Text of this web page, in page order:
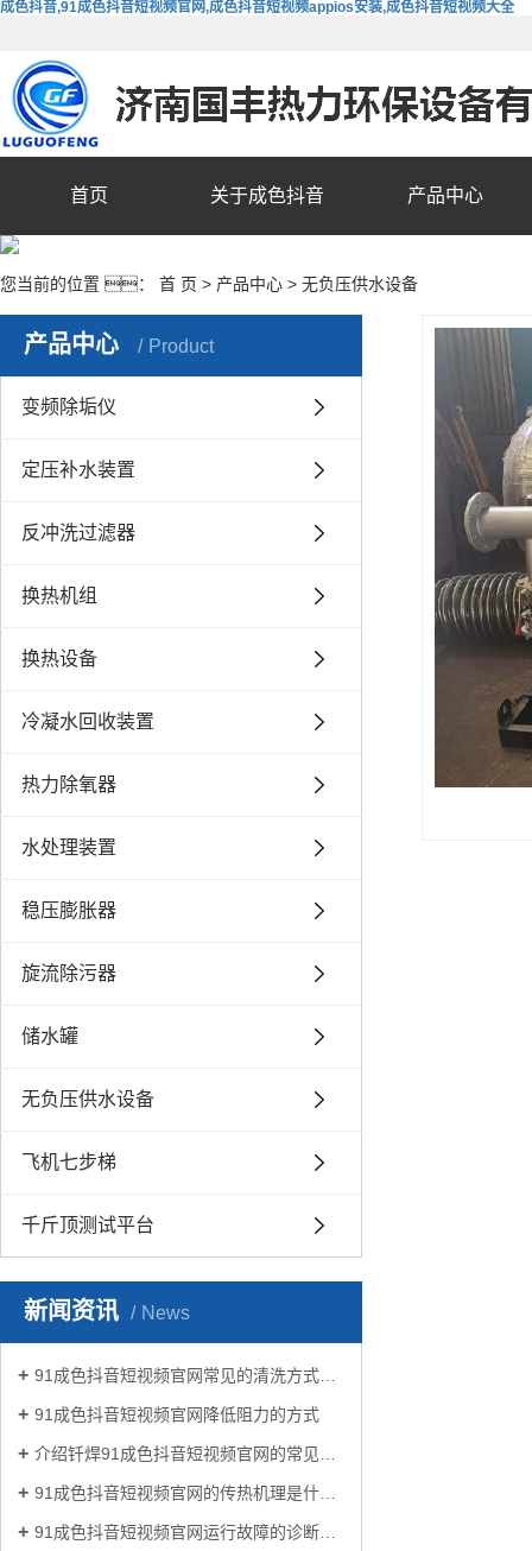
成色抖音,91成色抖音短视频官网,成色抖音短视频appios安装,成色抖音短视频大全
首页 关于成色抖音 产品中心
您当前的位置 ： 首 页 > 产品中心 > 无负压供水设备
产品中心 Product
变频除垢仪
定压补水装置
反冲洗过滤器
换热机组
换热设备
冷凝水回收装置
热力除氧器
水处理装置
稳压膨胀器
旋流除污器
储水罐
无负压供水设备
飞机七步梯
千斤顶测试平台
新闻资讯 News
91成色抖音短视频官网常见的清洗方式有哪些？
91成色抖音短视频官网降低阻力的方式
介绍钎焊91成色抖音短视频官网的常见类型有哪些
91成色抖音短视频官网的传热机理是什么?
91成色抖音短视频官网运行故障的诊断及处理方法